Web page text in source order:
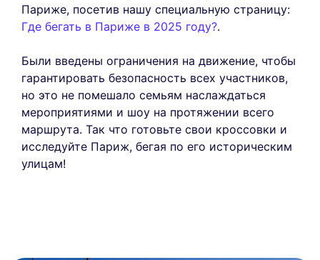
Париже, посетив нашу специальную страницу:
Где бегать в Париже в 2025 году?.
Были введены ограничения на движение, чтобы
гарантировать безопасность всех участников,
но это не помешало семьям наслаждаться
мероприятиями и шоу на протяжении всего
маршрута. Так что готовьте свои кроссовки и
исследуйте Париж, бегая по его историческим
улицам!